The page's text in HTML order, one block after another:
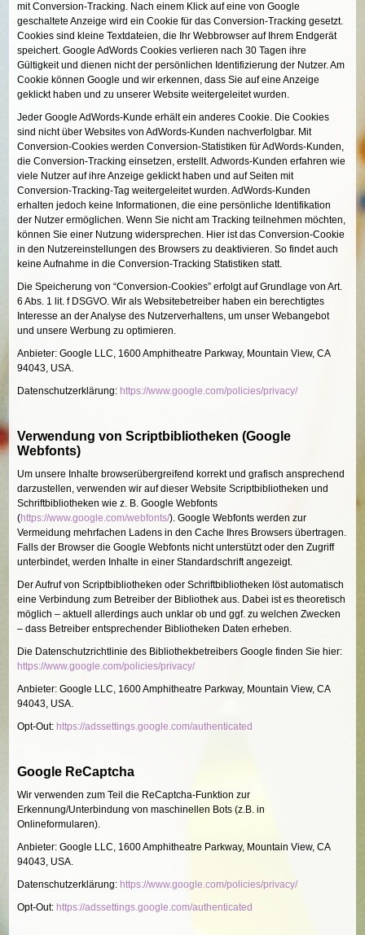
mit Conversion-Tracking. Nach einem Klick auf eine von Google
geschaltete Anzeige wird ein Cookie für das Conversion-Tracking gesetzt.
Cookies sind kleine Textdateien, die Ihr Webbrowser auf Ihrem Endgerät
speichert. Google AdWords Cookies verlieren nach 30 Tagen ihre
Gültigkeit und dienen nicht der persönlichen Identifizierung der Nutzer. Am
Cookie können Google und wir erkennen, dass Sie auf eine Anzeige
geklickt haben und zu unserer Website weitergeleitet wurden.
Jeder Google AdWords-Kunde erhält ein anderes Cookie. Die Cookies
sind nicht über Websites von AdWords-Kunden nachverfolgbar. Mit
Conversion-Cookies werden Conversion-Statistiken für AdWords-Kunden,
die Conversion-Tracking einsetzen, erstellt. Adwords-Kunden erfahren wie
viele Nutzer auf ihre Anzeige geklickt haben und auf Seiten mit
Conversion-Tracking-Tag weitergeleitet wurden. AdWords-Kunden
erhalten jedoch keine Informationen, die eine persönliche Identifikation
der Nutzer ermöglichen. Wenn Sie nicht am Tracking teilnehmen möchten,
können Sie einer Nutzung widersprechen. Hier ist das Conversion-Cookie
in den Nutzereinstellungen des Browsers zu deaktivieren. So findet auch
keine Aufnahme in die Conversion-Tracking Statistiken statt.
Die Speicherung von “Conversion-Cookies” erfolgt auf Grundlage von Art.
6 Abs. 1 lit. f DSGVO. Wir als Websitebetreiber haben ein berechtigtes
Interesse an der Analyse des Nutzerverhaltens, um unser Webangebot
und unsere Werbung zu optimieren.
Anbieter: Google LLC, 1600 Amphitheatre Parkway, Mountain View, CA
94043, USA.
Datenschutzerklärung: https://www.google.com/policies/privacy/
Verwendung von Scriptbibliotheken (Google
Webfonts)
Um unsere Inhalte browserübergreifend korrekt und grafisch ansprechend
darzustellen, verwenden wir auf dieser Website Scriptbibliotheken und
Schriftbibliotheken wie z. B. Google Webfonts
(https://www.google.com/webfonts/). Google Webfonts werden zur
Vermeidung mehrfachen Ladens in den Cache Ihres Browsers übertragen.
Falls der Browser die Google Webfonts nicht unterstützt oder den Zugriff
unterbindet, werden Inhalte in einer Standardschrift angezeigt.
Der Aufruf von Scriptbibliotheken oder Schriftbibliotheken löst automatisch
eine Verbindung zum Betreiber der Bibliothek aus. Dabei ist es theoretisch
möglich – aktuell allerdings auch unklar ob und ggf. zu welchen Zwecken
– dass Betreiber entsprechender Bibliotheken Daten erheben.
Die Datenschutzrichtlinie des Bibliothekbetreibers Google finden Sie hier:
https://www.google.com/policies/privacy/
Anbieter: Google LLC, 1600 Amphitheatre Parkway, Mountain View, CA
94043, USA.
Opt-Out: https://adssettings.google.com/authenticated
Google ReCaptcha
Wir verwenden zum Teil die ReCaptcha-Funktion zur
Erkennung/Unterbindung von maschinellen Bots (z.B. in
Onlineformularen).
Anbieter: Google LLC, 1600 Amphitheatre Parkway, Mountain View, CA
94043, USA.
Datenschutzerklärung: https://www.google.com/policies/privacy/
Opt-Out: https://adssettings.google.com/authenticated